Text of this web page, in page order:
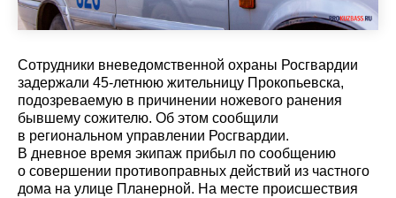
Сотрудники вневедомственной охраны Росгвардии
задержали 45-летнюю жительницу Прокопьевска,
подозреваемую в причинении ножевого ранения
бывшему сожителю. Об этом сообщили
в региональном управлении Росгвардии.
В дневное время экипаж прибыл по сообщению
о совершении противоправных действий из частного
дома на улице Планерной. На месте происшествия